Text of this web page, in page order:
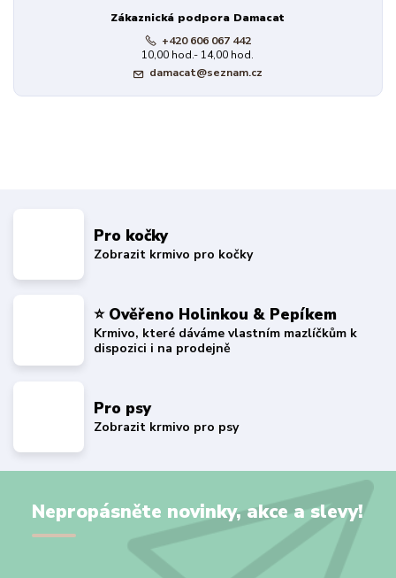
Zákaznická podpora Damacat
+420 606 067 442
10,00 hod.- 14,00 hod.
damacat@seznam.cz
Pro kočky
Zobrazit krmivo pro kočky
⭐ Ověřeno Holinkou & Pepíkem
Krmivo, které dáváme vlastním mazlíčkům k
dispozici i na prodejně
Pro psy
Zobrazit krmivo pro psy
Nepropásněte novinky, akce a slevy!